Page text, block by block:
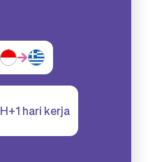
H+1 hari kerja